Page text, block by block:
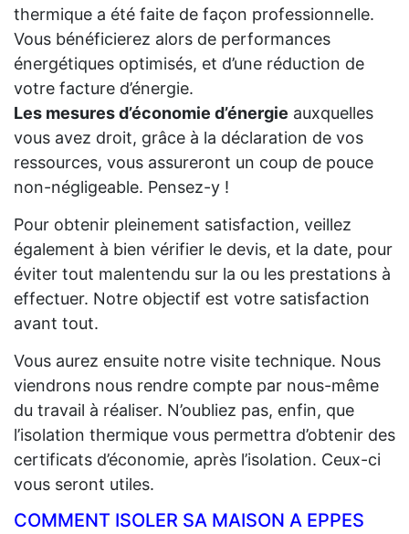
thermique a été faite de façon professionnelle.
Vous bénéficierez alors de performances
énergétiques optimisés, et d’une réduction de
votre facture d’énergie.
Les mesures d’économie d’énergie auxquelles
vous avez droit, grâce à la déclaration de vos
ressources, vous assureront un coup de pouce
non-négligeable. Pensez-y !
Pour obtenir pleinement satisfaction, veillez
également à bien vérifier le devis, et la date, pour
éviter tout malentendu sur la ou les prestations à
effectuer. Notre objectif est votre satisfaction
avant tout.
Vous aurez ensuite notre visite technique. Nous
viendrons nous rendre compte par nous-même
du travail à réaliser. N’oubliez pas, enfin, que
l’isolation thermique vous permettra d’obtenir des
certificats d’économie, après l’isolation. Ceux-ci
vous seront utiles.
COMMENT ISOLER SA MAISON A EPPES